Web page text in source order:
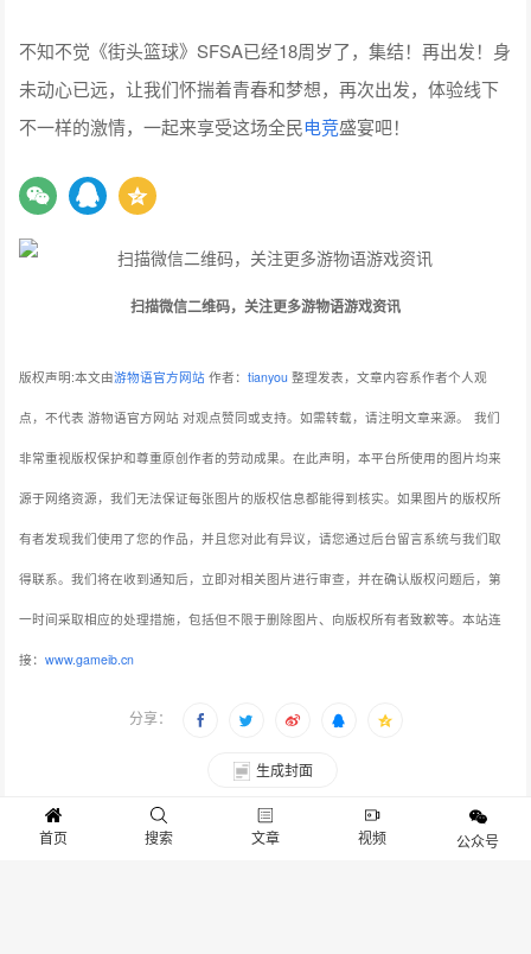
不知不觉《街头篮球》SFSA已经18周岁了，集结！再出发！身
未动心已远，让我们怀揣着青春和梦想，再次出发，体验线下
不一样的激情，一起来享受这场全民电竞盛宴吧！
扫描微信二维码，关注更多游物语游戏资讯
版权声明:本文由游物语官方网站 作者：tianyou 整理发表，文章内容系作者个人观
点，不代表 游物语官方网站 对观点赞同或支持。如需转载，请注明文章来源。 我们
非常重视版权保护和尊重原创作者的劳动成果。在此声明，本平台所使用的图片均来
源于网络资源，我们无法保证每张图片的版权信息都能得到核实。如果图片的版权所
有者发现我们使用了您的作品，并且您对此有异议，请您通过后台留言系统与我们取
得联系。我们将在收到通知后，立即对相关图片进行审查，并在确认版权问题后，第
一时间采取相应的处理措施，包括但不限于删除图片、向版权所有者致歉等。本站连
接：www.gameib.cn
分享：
生成封面
赞
首页 搜索 文章 视频 公众号